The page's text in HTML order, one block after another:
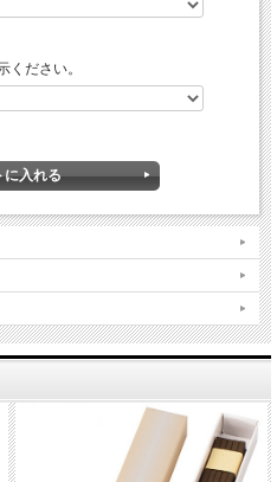
ください。